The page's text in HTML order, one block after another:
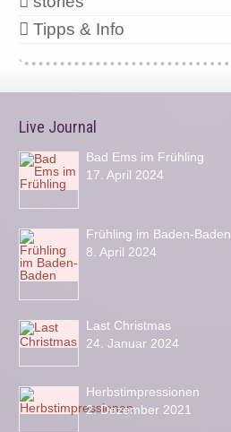
Tipps & Info
Live Journal
Bad Ems im Frühling
17. April 2024
Frühling im Baden-Baden
8. April 2024
Last Christmas
24. Januar 2024
Herbstimpressionen
2. Dezember 2021